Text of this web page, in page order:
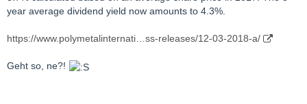
year average dividend yield now amounts to 4.3%.
https://www.polymetalinternati…ss-releases/12-03-2018-a/
Geht so, ne?!